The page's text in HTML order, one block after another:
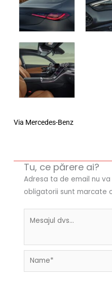
Via Mercedes-Benz
Tu, ce părere ai?
Adresa ta de email nu
obligatorii sunt marcate
Name*